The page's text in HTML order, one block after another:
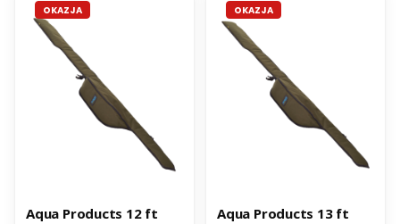
OKAZJA
Aqua Products 12 ft
OKAZJA
Aqua Products 13 ft